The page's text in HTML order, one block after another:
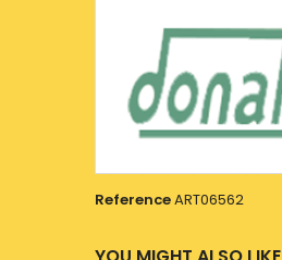
ReferenceART06562